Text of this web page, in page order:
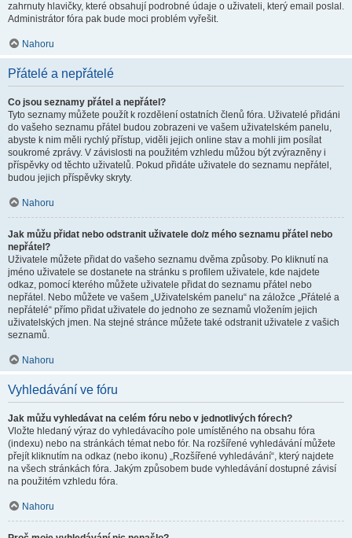
zahrnuty hlavičky, které obsahují podrobné údaje o uživateli, který email poslal.
Administrátor fóra pak bude moci problém vyřešit.
Nahoru
Přátelé a nepřátelé
Co jsou seznamy přátel a nepřátel?
Tyto seznamy můžete použít k rozdělení ostatních členů fóra. Uživatelé přidáni
do vašeho seznamu přátel budou zobrazeni ve vašem uživatelském panelu,
abyste k nim měli rychlý přístup, viděli jejich online stav a mohli jim posílat
soukromé zprávy. V závislosti na použitém vzhledu můžou být zvýrazněny i
příspěvky od těchto uživatelů. Pokud přidáte uživatele do seznamu nepřátel,
budou jejich příspěvky skryty.
Nahoru
Jak můžu přidat nebo odstranit uživatele do/z mého seznamu přátel nebo
nepřátel?
Uživatele můžete přidat do vašeho seznamu dvěma způsoby. Po kliknutí na
jméno uživatele se dostanete na stránku s profilem uživatele, kde najdete
odkaz, pomocí kterého můžete uživatele přidat do seznamu přátel nebo
nepřátel. Nebo můžete ve vašem „Uživatelském panelu“ na záložce „Přátelé a
nepřátelé“ přímo přidat uživatele do jednoho ze seznamů vložením jejich
uživatelských jmen. Na stejné stránce můžete také odstranit uživatele z vašich
seznamů.
Nahoru
Vyhledávání ve fóru
Jak můžu vyhledávat na celém fóru nebo v jednotlivých fórech?
Vložte hledaný výraz do vyhledávacího pole umístěného na obsahu fóra
(indexu) nebo na stránkách témat nebo fór. Na rozšířené vyhledávání můžete
přejít kliknutím na odkaz (nebo ikonu) „Rozšířené vyhledávání“, který najdete
na všech stránkách fóra. Jakým způsobem bude vyhledávání dostupné závisí
na použitém vzhledu fóra.
Nahoru